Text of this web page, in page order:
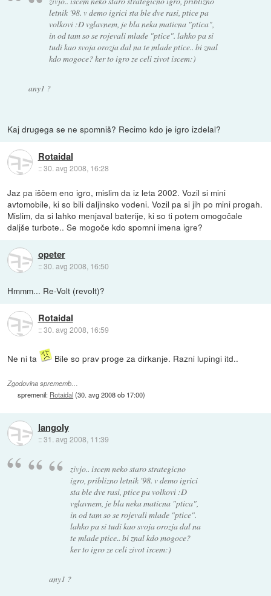
letnik '98. v demo igrici sta ble dve rasi, ptice pa
volkovi :D vglavnem, je bla neka maticna "ptica",
in od tam so se rojevali mlade "ptice". lahko pa si
tudi kao svoja orozja dal na te mlade ptice.. bi znal
kdo mogoce? ker to igro ze celi zivot iscem:)
any1 ?
Kaj drugega se ne spomniš? Recimo kdo je igro izdelal?
Rotaidal
::30. avg 2008, 16:28
Jaz pa iščem eno igro, mislim da iz leta 2002. Vozil si mini
avtomobile, ki so bili daljinsko vodeni. Vozil pa si jih po mini progah.
Mislim, da si lahko menjaval baterije, ki so ti potem omogočale
daljše turbote.. Se mogoče kdo spomni imena igre?
opeter
::30. avg 2008, 16:50
Hmmm... Re-Volt (revolt)?
Rotaidal
::30. avg 2008, 16:59
Ne ni ta Bile so prav proge za dirkanje. Razni lupingi itd..
Zgodovina sprememb…
spremenil: Rotaidal(30. avg 2008 ob 17:00)
langoly
::31. avg 2008, 11:39
zivjo.. iscem neko staro strategicno
igro, priblizno letnik '98. v demo igrici
sta ble dve rasi, ptice pa volkovi :D
vglavnem, je bla neka maticna "ptica",
in od tam so se rojevali mlade "ptice".
lahko pa si tudi kao svoja orozja dal na
te mlade ptice.. bi znal kdo mogoce?
ker to igro ze celi zivot iscem:)
any1 ?